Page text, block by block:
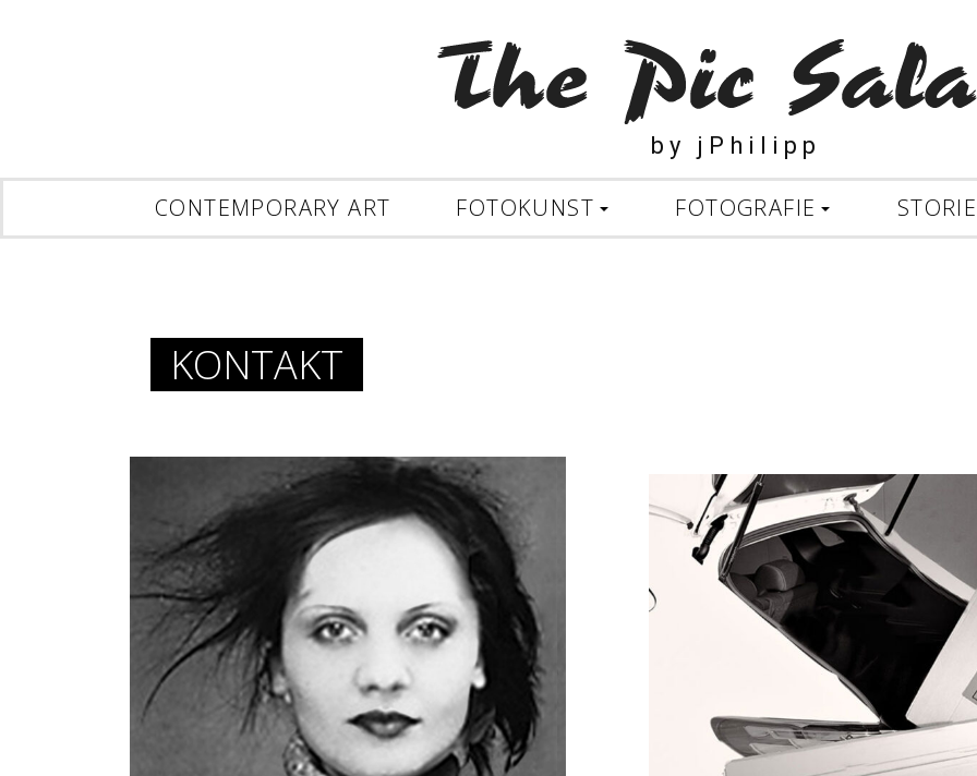
b y j P h i l i p p
CONTEMPORARY ART FOTOKUNST FOTOGRAFIE
KONTAKT